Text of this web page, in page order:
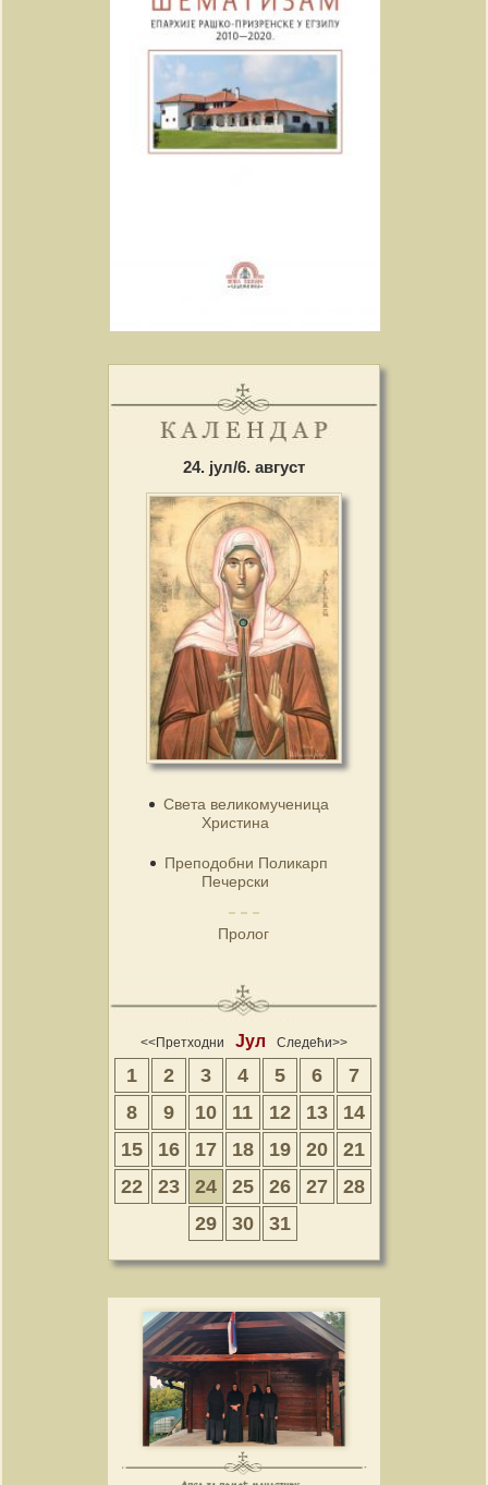
24. јул/6. август
Света великомученица
Христина
Преподобни Поликарп
Печерски
Пролог
<<Претходни Јул Следећи>>
1 2 3 4 5 6
7
8
9 10 11 12 13
14
15
16 17 18 19 20
21
22
23 24 25 26 27
28
29
30 31